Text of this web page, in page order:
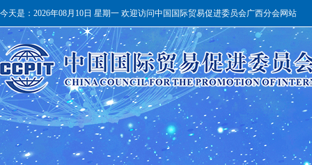
今天是： 2026年08月10日 星期一 欢迎访问中国国际贸易促进委员会广西分会网站